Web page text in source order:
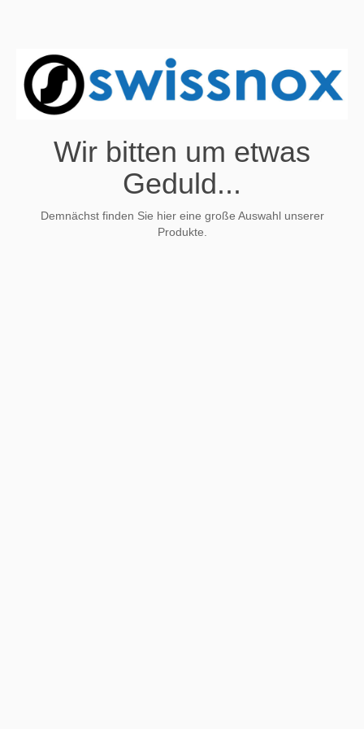
Wir bitten um etwas
Geduld...
Demnächst finden Sie hier eine große Auswahl unserer
Produkte.